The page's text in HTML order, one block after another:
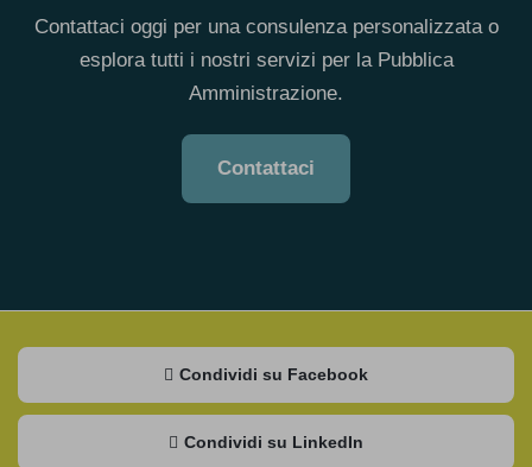
Contattaci oggi per una consulenza personalizzata o
esplora tutti i nostri servizi per la Pubblica
Amministrazione.
Contattaci
Condividi su Facebook
Condividi su LinkedIn